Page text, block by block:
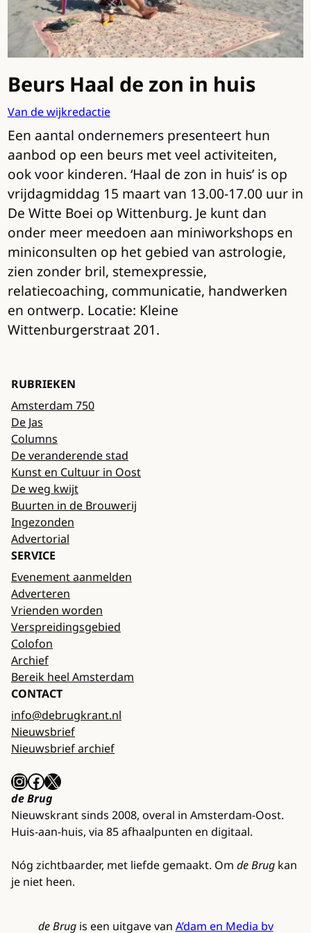
Beurs Haal de zon in huis
Van de wijkredactie
Een aantal ondernemers presenteert hun
aanbod op een beurs met veel activiteiten,
ook voor kinderen. ‘Haal de zon in huis’ is op
vrijdagmiddag 15 maart van 13.00-17.00 uur in
De Witte Boei op Wittenburg. Je kunt dan
onder meer meedoen aan miniworkshops en
miniconsulten op het gebied van astrologie,
zien zonder bril, stemexpressie,
relatiecoaching, communicatie, handwerken
en ontwerp. Locatie: Kleine
Wittenburgerstraat 201.
RUBRIEKEN
Amsterdam 750
De Jas
Columns
De veranderende stad
Kunst en Cultuur in Oost
De weg kwijt
Buurten in de Brouwerij
Ingezonden
Advertorial
SERVICE
Evenement aanmelden
Adverteren
Vrienden worden
Verspreidingsgebied
Colofon
Archief
Bereik heel Amsterdam
CONTACT
info@debrugkrant.nl
Nieuwsbrief
Nieuwsbrief archief
InstagramFacebook X
de Brug
Nieuwskrant sinds 2008, overal in Amsterdam-Oost.
Huis-aan-huis, via 85 afhaalpunten en digitaal.
Nóg zichtbaarder, met liefde gemaakt. Om de Brug kan
je niet heen.
de Brug is een uitgave van A’dam en Media bv